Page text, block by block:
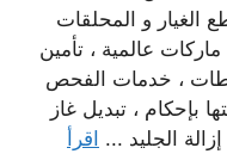
الغيار و المحلقات
عالمية ، تأمين
، خدمات الفحص
بإحكام ، تبديل غاز
الجليد ... اقرأ